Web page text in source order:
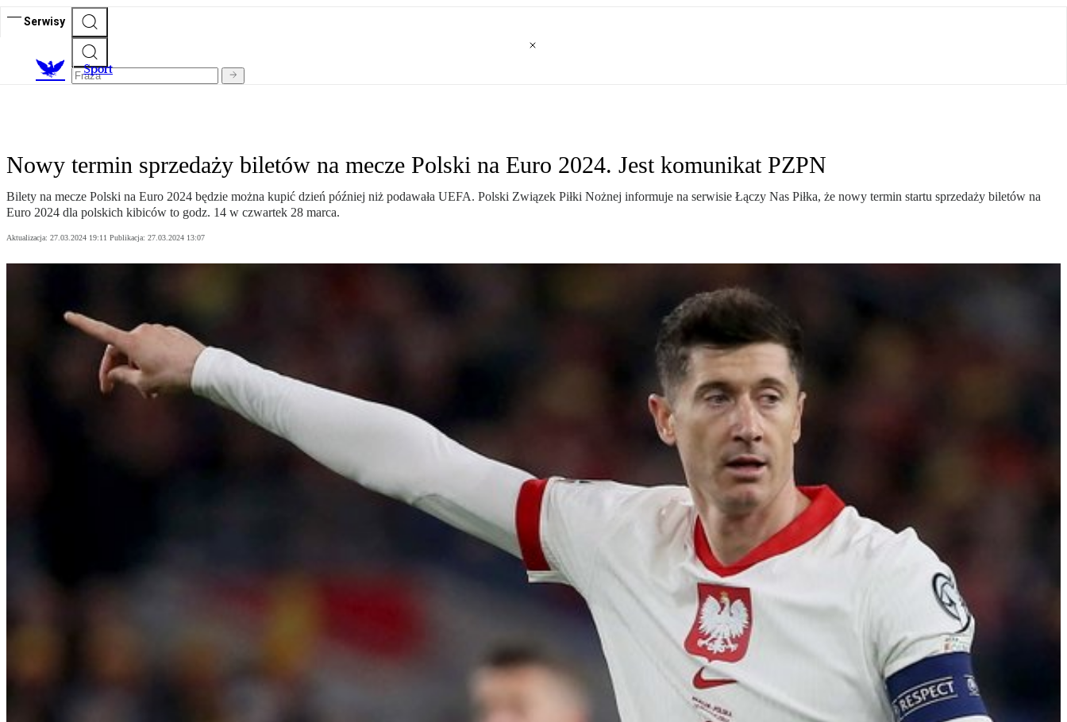
Serwisy
Sport
Nowy termin sprzedaży biletów na mecze Polski na Euro 2024. Jest komunikat PZPN
Bilety na mecze Polski na Euro 2024 będzie można kupić dzień później niż podawała UEFA. Polski Związek Piłki Nożnej informuje na serwisie Łączy Nas Piłka, że nowy termin startu sprzedaży biletów na
Euro 2024 dla polskich kibiców to godz. 14 w czwartek 28 marca.
Aktualizacja: 27.03.2024 19:11 Publikacja: 27.03.2024 13:07